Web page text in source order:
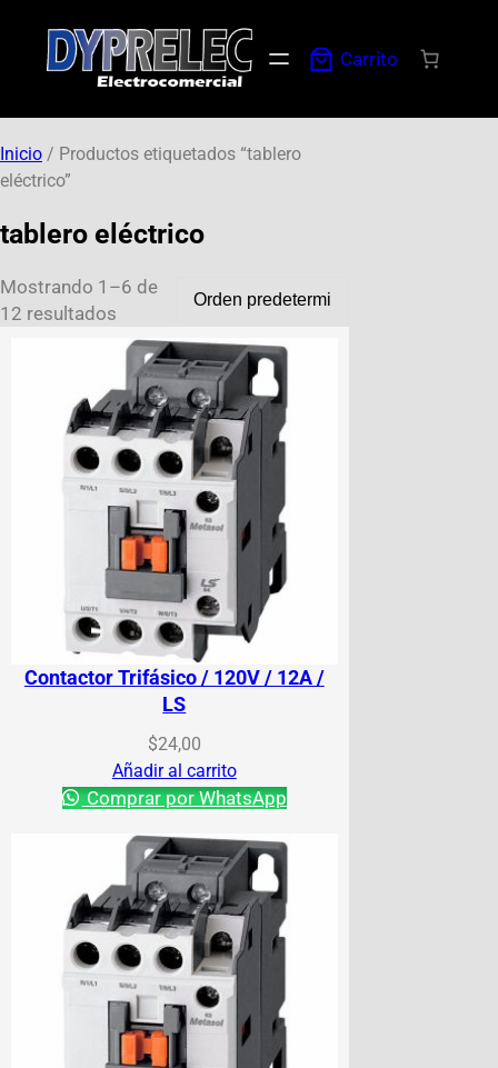
Carrito
Inicio / Productos etiquetados “tablero
eléctrico”
tablero eléctrico
Mostrando 1–6 de
12 resultados
Contactor Trifásico / 120V / 12A /
LS
$24,00
Añadir al carrito
Comprar por WhatsApp